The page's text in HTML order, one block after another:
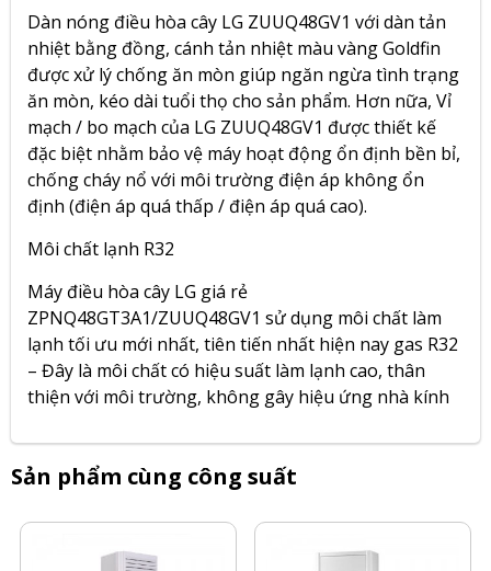
Dàn nóng điều hòa cây LG ZUUQ48GV1 với dàn tản
nhiệt bằng đồng, cánh tản nhiệt màu vàng Goldfin
được xử lý chống ăn mòn giúp ngăn ngừa tình trạng
ăn mòn, kéo dài tuổi thọ cho sản phẩm. Hơn nữa, Vỉ
mạch / bo mạch của LG ZUUQ48GV1 được thiết kế
đặc biệt nhằm bảo vệ máy hoạt động ổn định bền bỉ,
chống cháy nổ với môi trường điện áp không ổn
định (điện áp quá thấp / điện áp quá cao).
Môi chất lạnh R32
Máy điều hòa cây LG giá rẻ
ZPNQ48GT3A1/ZUUQ48GV1 sử dụng môi chất làm
lạnh tối ưu mới nhất, tiên tiến nhất hiện nay gas R32
– Đây là môi chất có hiệu suất làm lạnh cao, thân
thiện với môi trường, không gây hiệu ứng nhà kính
Sản phẩm cùng công suất